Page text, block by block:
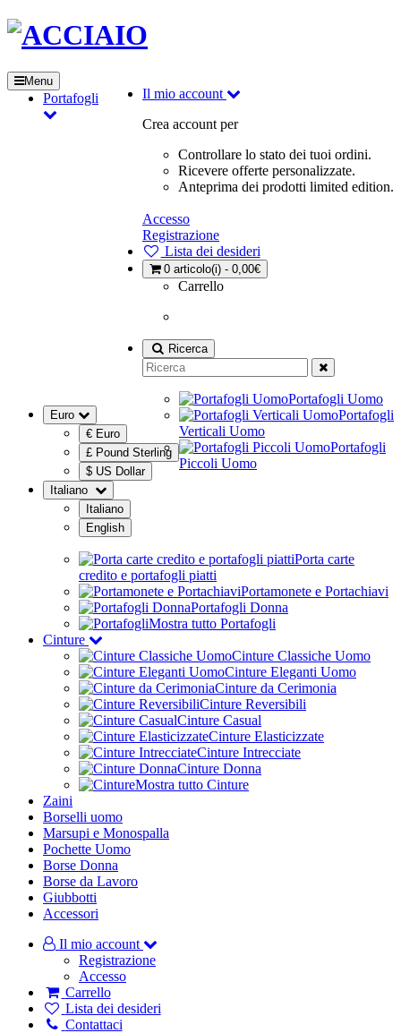
Menu
Il mio account
Crea account per
Controllare lo stato dei tuoi ordini.
Ricevere offerte personalizzate.
Anteprima dei prodotti limited edition.
Accesso
Registrazione
Lista dei desideri
0 articolo(i) - 0,00€
Carrello
Ricerca
Euro
€ Euro
£ Pound Sterling
$ US Dollar
Italiano
Italiano
English
Portafogli
Portafogli Uomo
Portafogli
Verticali Uomo
Portafogli
Piccoli Uomo
Porta carte
credito e portafogli piatti
Portamonete e Portachiavi
Portafogli Donna
Mostra tutto Portafogli
Cinture
Cinture Classiche Uomo
Cinture Eleganti Uomo
Cinture da Cerimonia
Cinture Reversibili
Cinture Casual
Cinture Elasticizzate
Cinture Intrecciate
Cinture Donna
Mostra tutto Cinture
Zaini
Borselli uomo
Marsupi e Monospalla
Pochette Uomo
Borse Donna
Borse da Lavoro
Giubbotti
Accessori
Il mio account
Registrazione
Accesso
Carrello
Lista dei desideri
Contattaci